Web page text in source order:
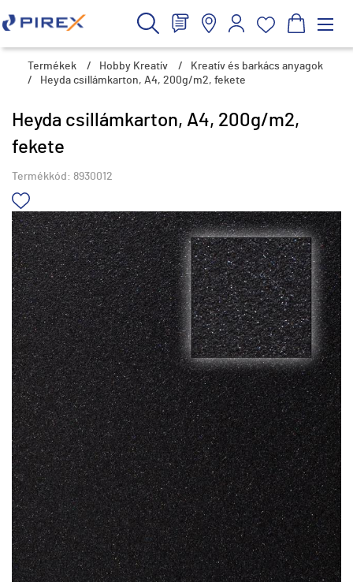
Termékek / Hobby Kreatív /
Kreatív és barkács anyagok
/
Heyda csillámkarton, A4, 200g/m2, fekete
Heyda csillámkarton, A4, 200g/m2,
fekete
Termékkód: 8930012